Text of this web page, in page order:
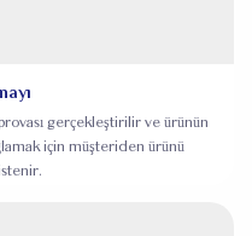
gerçekleştirilir ve ürünün
için müşteriden ürünü